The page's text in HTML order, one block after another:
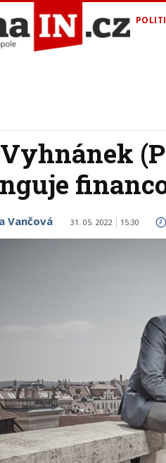
Vančová 31. 05. 2022 15:30